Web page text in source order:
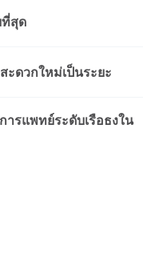
สุด
ดวกใหม่เป็นระยะ
ารแพทย์ระดับเรือธงใน